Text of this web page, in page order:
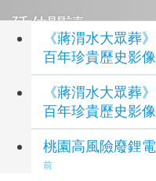
延伸閱讀
《蔣渭水大眾葬
百年珍貴歷史影
《蔣渭水大眾葬
百年珍貴歷史影
桃園高風險廢鋰
前